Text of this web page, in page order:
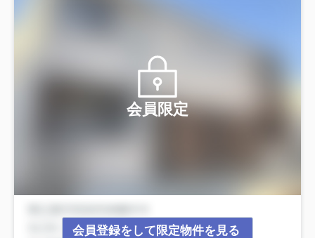
会員限定
会員登録をして限定物件を見る